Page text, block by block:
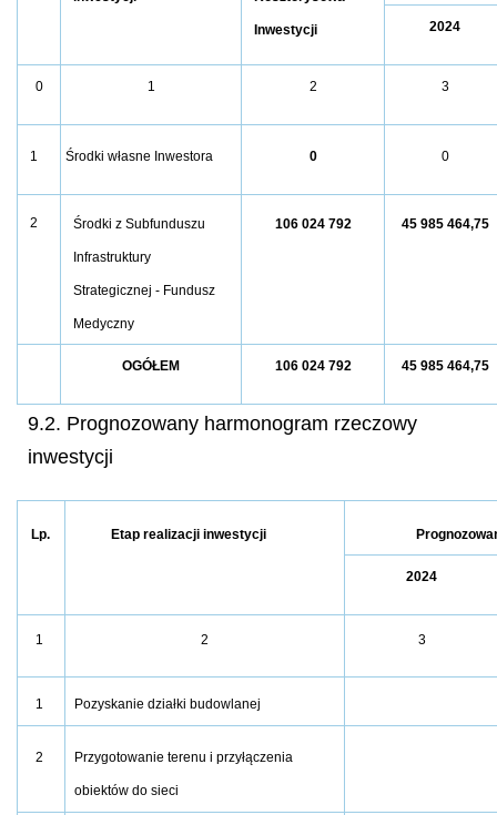
Inwestycji 2024
0 1 2 3
1 Środki własne Inwestora 0 0
2 Środki z Subfunduszu
Infrastruktury
Strategicznej - Fundusz
Medyczny
106 024 792 45 985 464,75
OGÓŁEM 106 024 792 45 985 464,75
9.2. Prognozowany harmonogram rzeczowy
inwestycji
Lp. Etap realizacji inwestycji
2024
1 2 3
1 Pozyskanie działki budowlanej
2 Przygotowanie terenu i przyłączenia
obiektów do sieci